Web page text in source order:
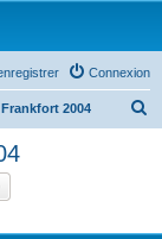
Connexion
2004